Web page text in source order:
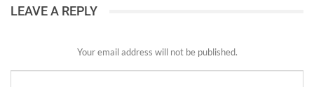
LEAVE A REPLY
Your email address will not be published.